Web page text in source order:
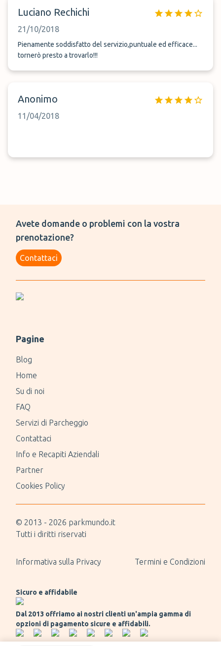
Luciano Rechichi
21/10/2018
Pienamente soddisfatto del servizio,puntuale ed efficace...
tornerò presto a trovarlo!!!
Anonimo
11/04/2018
Avete domande o problemi con la vostra
prenotazione?
Contattaci
Pagine
Blog
Home
Su di noi
FAQ
Servizi di Parcheggio
Contattaci
Info e Recapiti Aziendali
Partner
Cookies Policy
© 2013 - 2026 parkmundo.it
Tutti i diritti riservati
Informativa sulla Privacy Termini e Condizioni
Sicuro e affidabile
Dal 2013 offriamo ai nostri clienti un'ampia gamma di
opzioni di pagamento sicure e affidabili.